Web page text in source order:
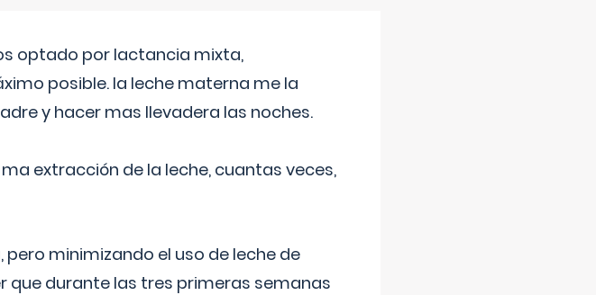
optado por lactancia mixta,
posible. la leche materna me la
y hacer mas llevadera las noches.
extracción de la leche, cuantas veces,
minimizando el uso de leche de
durante las tres primeras semanas